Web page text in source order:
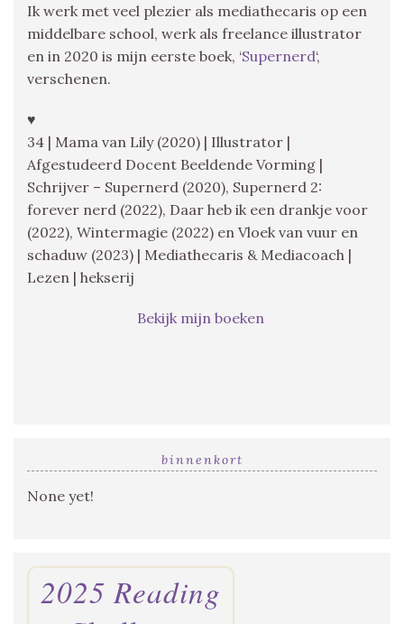
Ik werk met veel plezier als mediathecaris op een
middelbare school, werk als freelance illustrator
en in 2020 is mijn eerste boek, ‘Supernerd‘,
verschenen.
♥
34 | Mama van Lily (2020) | Illustrator |
Afgestudeerd Docent Beeldende Vorming |
Schrijver – Supernerd (2020), Supernerd 2:
forever nerd (2022), Daar heb ik een drankje voor
(2022), Wintermagie (2022) en Vloek van vuur en
schaduw (2023) | Mediathecaris & Mediacoach |
Lezen | hekserij
Bekijk mijn boeken
binnenkort
None yet!
2025 Reading